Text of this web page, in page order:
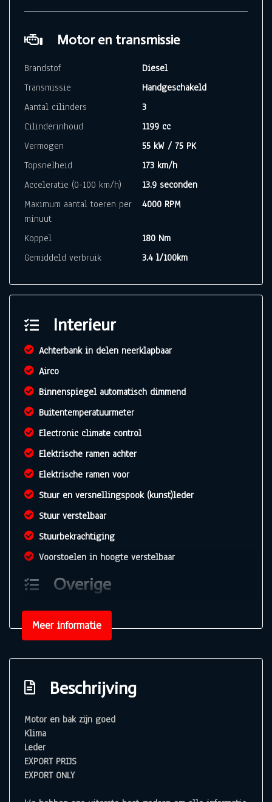
Motor en transmissie
Brandstof
Diesel
Transmissie
Handgeschakeld
Aantal cilinders
3
Cilinderinhoud
1199 cc
Vermogen
55 kW / 75 PK
Topsnelheid
173 km/h
Acceleratie (0-100 km/h)
13.9 seconden
Maximum aantal toeren per
minuut
4000 RPM
Koppel
180 Nm
Gemiddeld verbruik
3.4 l/100km
Interieur
Achterbank in delen neerklapbaar
Airco
Binnenspiegel automatisch dimmend
Buitentemperatuurmeter
Electronic climate control
Elektrische ramen achter
Elektrische ramen voor
Stuur en versnellingspook (kunst)leder
Stuur verstelbaar
Stuurbekrachtiging
Voorstoelen in hoogte verstelbaar
Overige
Anti blokkeer systeem
Anti doorslip regeling
Elektronisch sper differentieel
Elektronisch stabiliteits programma
Passagiersairbag
Zij airbag(s) voor
Exterieur
Meer informatie
Beschrijving
Motor en bak zijn goed
Klima
Leder
EXPORT PRIJS
EXPORT ONLY